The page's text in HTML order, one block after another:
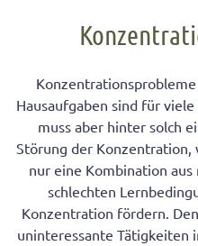
Hausaufgaben sind für
muss aber hinter solch
Störung der Konzentration,
nur eine Kombination
schlechten
Konzentration fördern.
uninteressante Tätigkeiten